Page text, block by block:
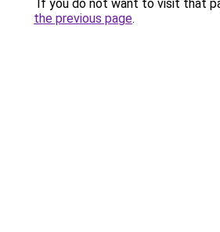
If you do not want to visit that
the previous page.